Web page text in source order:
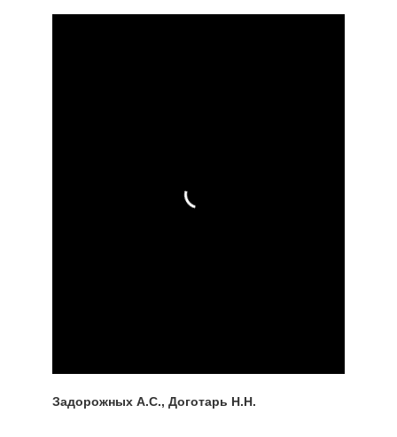
Задорожных А.С., Доготарь Н.Н.